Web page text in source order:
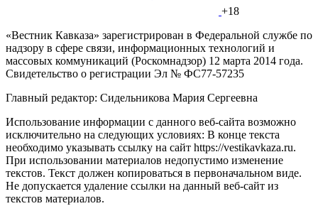
+18
«Вестник Кавказа» зарегистрирован в Федеральной службе по
надзору в сфере связи, информационных технологий и
массовых коммуникаций (Роскомнадзор) 12 марта 2014 года.
Свидетельство о регистрации Эл № ФС77-57235
Главный редактор: Сидельникова Мария Сергеевна
Использование информации с данного веб-сайта возможно
исключительно на следующих условиях: В конце текста
необходимо указывать ссылку на сайт https://vestikavkaza.ru.
При использовании материалов недопустимо изменение
текстов. Текст должен копироваться в первоначальном виде.
Не допускается удаление ссылки на данный веб-сайт из
текстов материалов.